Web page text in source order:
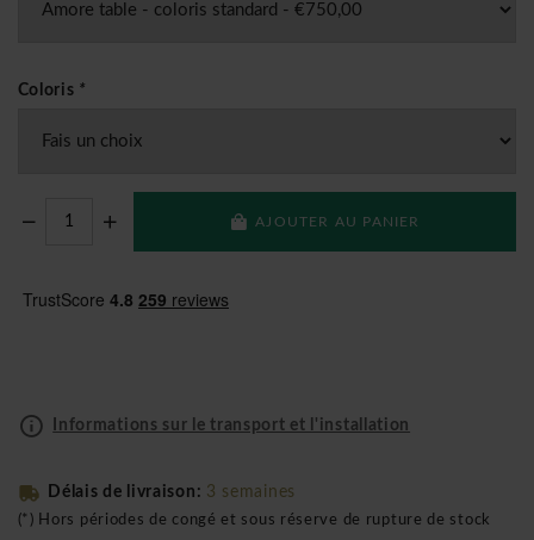
Coloris *
AJOUTER AU PANIER
Informations sur le transport et l'installation
Délais de livraison: 3 semaines
(*) Hors périodes de congé et sous réserve de rupture de stock